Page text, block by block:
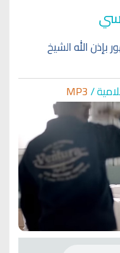
بإذن الله الشيخ
مية /MP3